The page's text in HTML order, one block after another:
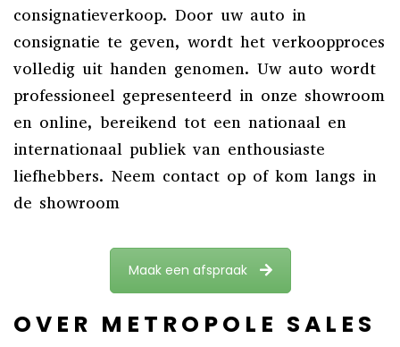
consignatieverkoop. Door uw auto in
consignatie te geven, wordt het verkoopproces
volledig uit handen genomen. Uw auto wordt
professioneel gepresenteerd in onze showroom
en online, bereikend tot een nationaal en
internationaal publiek van enthousiaste
liefhebbers. Neem contact op of kom langs in
de showroom
Maak een afspraak
OVER METROPOLE SALES